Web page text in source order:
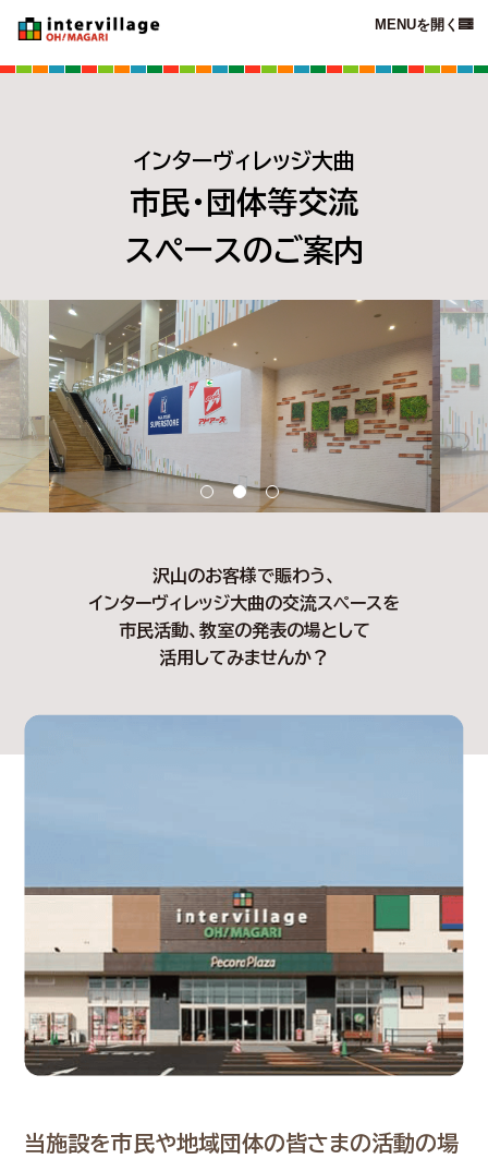
MENUを開く 
インターヴィレッジ大曲
市民・団体等交流
スペースのご案内
沢山のお客様で賑わう、
インターヴィレッジ大曲の交流スペースを
市民活動、教室の発表の場として
活用してみませんか？
当施設を市民や地域団体の皆さまの活動の場